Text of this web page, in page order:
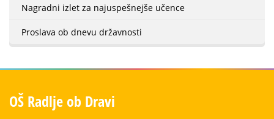
Nagradni izlet za najuspešnejše učence
Proslava ob dnevu državnosti
OŠ Radlje ob Dravi